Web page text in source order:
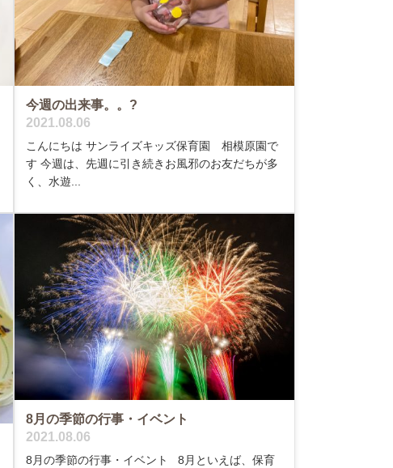
今週の出来事。。?
2021.08.06
こんにちは サンライズキッズ保育園 相模原園で
す 今週は、先週に引き続きお風邪のお友だちが多
く、水遊...
8月の季節の行事・イベント
2021.08.06
8月の季節の行事・イベント 8月といえば、保育